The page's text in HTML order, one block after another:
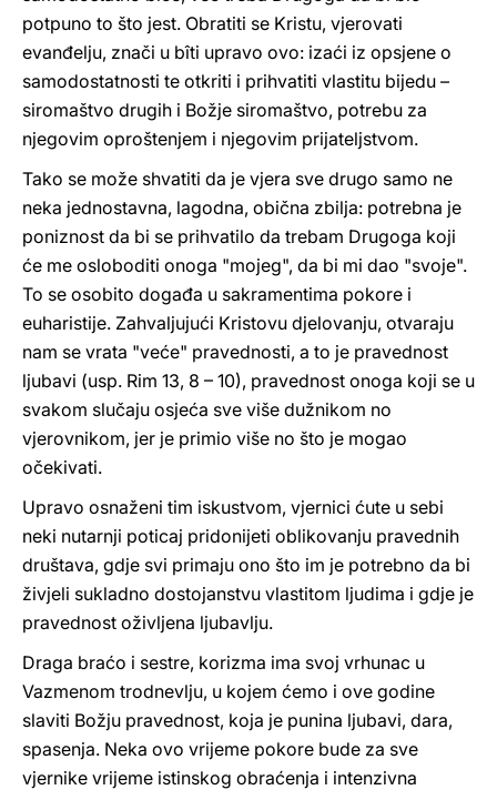
potpuno to što jest. Obratiti se Kristu, vjerovati
evanđelju, znači u bîti upravo ovo: izaći iz opsjene o
samodostatnosti te otkriti i prihvatiti vlastitu bijedu –
siromaštvo drugih i Božje siromaštvo, potrebu za
njegovim oproštenjem i njegovim prijateljstvom.
Tako se može shvatiti da je vjera sve drugo samo ne
neka jednostavna, lagodna, obična zbilja: potrebna je
poniznost da bi se prihvatilo da trebam Drugoga koji
će me osloboditi onoga "mojeg", da bi mi dao "svoje".
To se osobito događa u sakramentima pokore i
euharistije. Zahvaljujući Kristovu djelovanju, otvaraju
nam se vrata "veće" pravednosti, a to je pravednost
ljubavi (usp. Rim 13, 8 – 10), pravednost onoga koji se u
svakom slučaju osjeća sve više dužnikom no
vjerovnikom, jer je primio više no što je mogao
očekivati.
Upravo osnaženi tim iskustvom, vjernici ćute u sebi
neki nutarnji poticaj pridonijeti oblikovanju pravednih
društava, gdje svi primaju ono što im je potrebno da bi
živjeli sukladno dostojanstvu vlastitom ljudima i gdje je
pravednost oživljena ljubavlju.
Draga braćo i sestre, korizma ima svoj vrhunac u
Vazmenom trodnevlju, u kojem ćemo i ove godine
slaviti Božju pravednost, koja je punina ljubavi, dara,
spasenja. Neka ovo vrijeme pokore bude za sve
vjernike vrijeme istinskog obraćenja i intenzivna